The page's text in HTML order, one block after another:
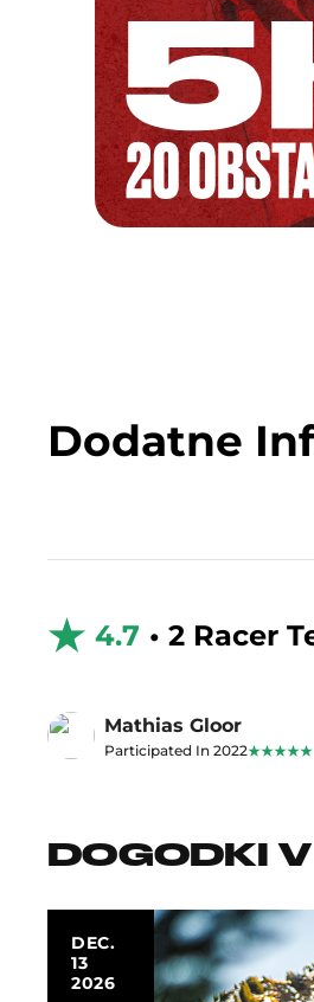
Dodatne
4.7 • 2 Racer
Mathias Gloor
Participated In 2022
DOGODKI
DEC.
13
2026